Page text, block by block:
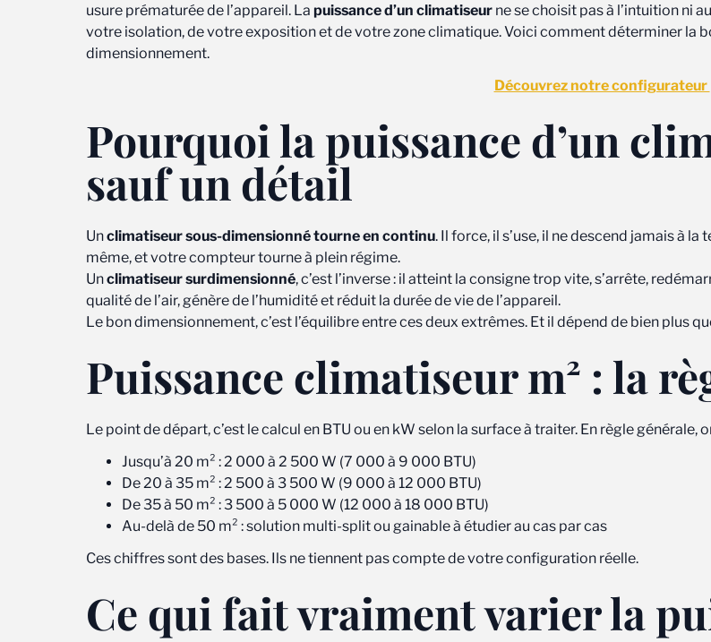
usure prématurée de l’appareil. La puissance d’un climatiseur ne se choisit pas à l’intuition ni
votre isolation, de votre exposition et de votre zone climatique. Voici comment déterminer la
dimensionnement.
Découvrez notre configurateur
Pourquoi la puissance d’un
sauf un détail
Unclimatiseur sous-dimensionné tourne en continu. Il force, il s’use, il ne descend jamais à
même, et votre compteur tourne à plein régime.
Unclimatiseur surdimensionné, c’est l’inverse : il atteint la consigne trop vite, s’arrête,
qualité de l’air, génère de l’humidité et réduit la durée de vie de l’appareil.
Le bon dimensionnement, c’est l’équilibre entre ces deux extrêmes. Et il dépend de bien plus
Puissance climatiseur m² : la
Le point de départ, c’est le calcul en BTU ou en kW selon la surface à traiter. En règle générale,
Jusqu’à 20 m² : 2 000 à 2 500 W (7 000 à 9 000 BTU)
De 20 à 35 m² : 2 500 à 3 500 W (9 000 à 12 000 BTU)
De 35 à 50 m² : 3 500 à 5 000 W (12 000 à 18 000 BTU)
Au-delà de 50 m² : solution multi-split ou gainable à étudier au cas par cas
Ces chiffres sont des bases. Ils ne tiennent pas compte de votre configuration réelle.
Ce qui fait vraiment varier la